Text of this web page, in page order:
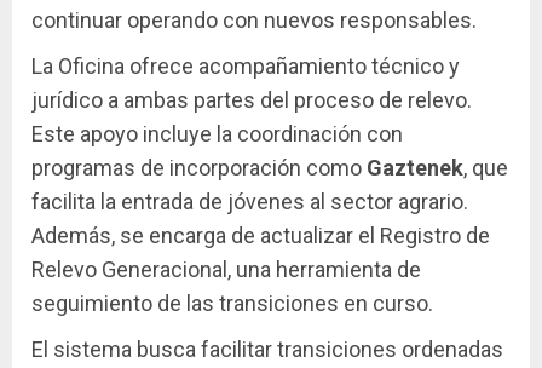
continuar operando con nuevos responsables.
La Oficina ofrece acompañamiento técnico y
jurídico a ambas partes del proceso de relevo.
Este apoyo incluye la coordinación con
programas de incorporación como Gaztenek, que
facilita la entrada de jóvenes al sector agrario.
Además, se encarga de actualizar el Registro de
Relevo Generacional, una herramienta de
seguimiento de las transiciones en curso.
El sistema busca facilitar transiciones ordenadas